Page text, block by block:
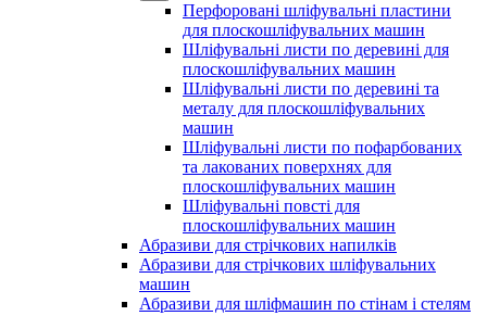
Перфоровані шліфувальні пластини
для плоскошліфувальних машин
Шліфувальні листи по деревині для
плоскошліфувальних машин
Шліфувальні листи по деревині та
металу для плоскошліфувальних
машин
Шліфувальні листи по пофарбованих
та лакованих поверхнях для
плоскошліфувальних машин
Шліфувальні повсті для
плоскошліфувальних машин
Абразиви для стрічкових напилків
Абразиви для стрічкових шліфувальних
машин
Абразиви для шліфмашин по стінам і стелям